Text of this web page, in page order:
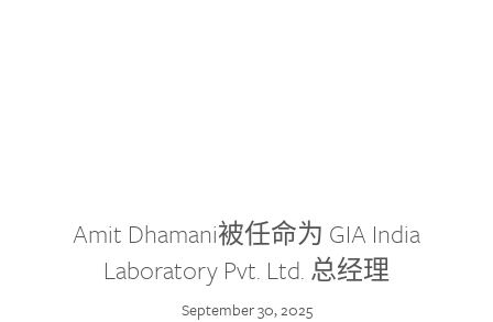
Amit Dhamani被任命为 GIA India
Laboratory Pvt. Ltd. 总经理
September 30, 2025